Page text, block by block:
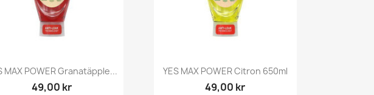
Snabbvy
MAX POWER Granatäpple...
49,00 kr
Snabbvy
YES MAX POWER Citron 650ml
49,00 kr